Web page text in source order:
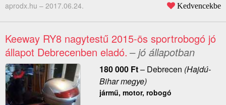
aprodx.hu – 2017.06.24. Kedvencekbe
Keeway RY8 nagytestű 2015-ös sportrobogó jó
állapot Debrecenben eladó. – jó állapotban
180 000 Ft– Debrecen (Hajdú-
Bihar megye)
jármű, motor, robogó